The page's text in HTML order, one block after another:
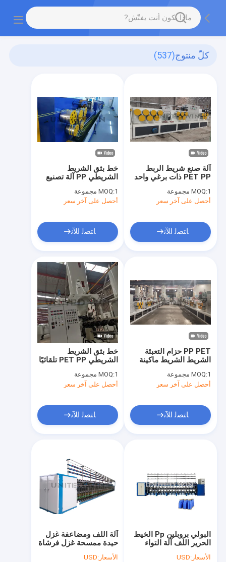
كلّ منتوج(537)
خط بثق الشريط
الشريطي PP آلة تصنيع
سرعة قابلة للتعديل
MOQ:1 مجموعة
أحصل على آخر سعر
ﺎﺘﺼﻟ ﺍﻶﻧ
آلة صنع شريط الربط
PET PP ذات برغي واحد
MOQ:1 مجموعة
أحصل على آخر سعر
ﺎﺘﺼﻟ ﺍﻶﻧ
خط بثق الشريط
الشريطي PET PP تلقائيًا
MOQ:1 مجموعة
أحصل على آخر سعر
ﺎﺘﺼﻟ ﺍﻶﻧ
PP PET حزام التعبئة
الشريط الشريط ماكينة
MOQ:1 مجموعة
أحصل على آخر سعر
ﺎﺘﺼﻟ ﺍﻶﻧ
آلة اللف ومضاعفة غزل
حيدة ممسحة غزل فرشاة
18.5KW
الأسعار:USD
البولي بروبلين Pp الخيط
الحرير اللف آلة التواء
الصانع Twine Twister
الأسعار:USD